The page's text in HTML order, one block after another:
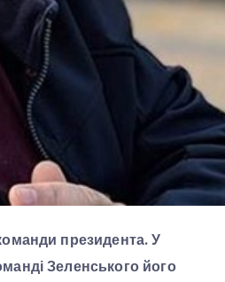
президента. У
Зеленського його